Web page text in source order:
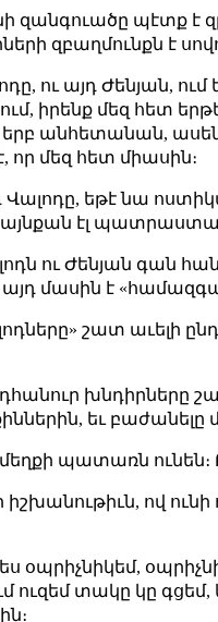
զանգուածը պէտք է
զբաղմունքն է
ու այդ Ժենյան,
իրենք մեզ հետ
երբ անհետանան,
մեզ հետ միասին։
Վալոդը, եթէ նա
այնքան էլ
ու Ժենյան գան
այդ մասին է
շատ աւելի
խնդիրները
եւ
մեղքի պատառն
ով
օպրիչնիկեմ,
ուզեմ տակը կը